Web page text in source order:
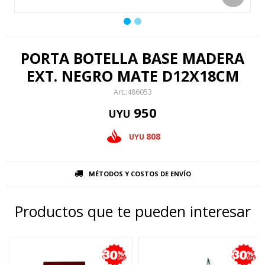
PORTA BOTELLA BASE MADERA
EXT. NEGRO MATE D12X18CM
486053
UYU 950
UYU 808
MÉTODOS Y COSTOS DE ENVÍO
Productos que te pueden interesar